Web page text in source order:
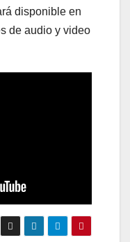
disponible en
de audio y video